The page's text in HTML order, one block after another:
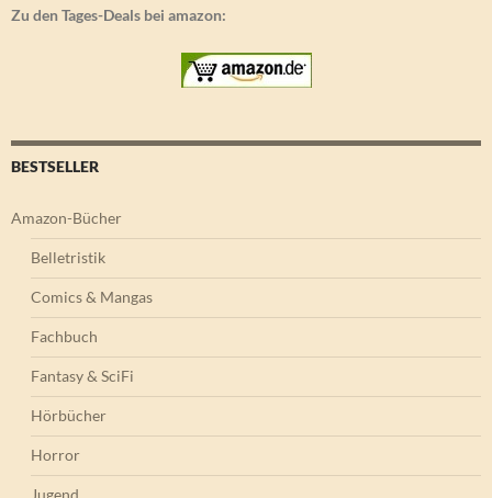
Zu den Tages-Deals bei amazon:
BESTSELLER
Amazon-Bücher
Belletristik
Comics & Mangas
Fachbuch
Fantasy & SciFi
Hörbücher
Horror